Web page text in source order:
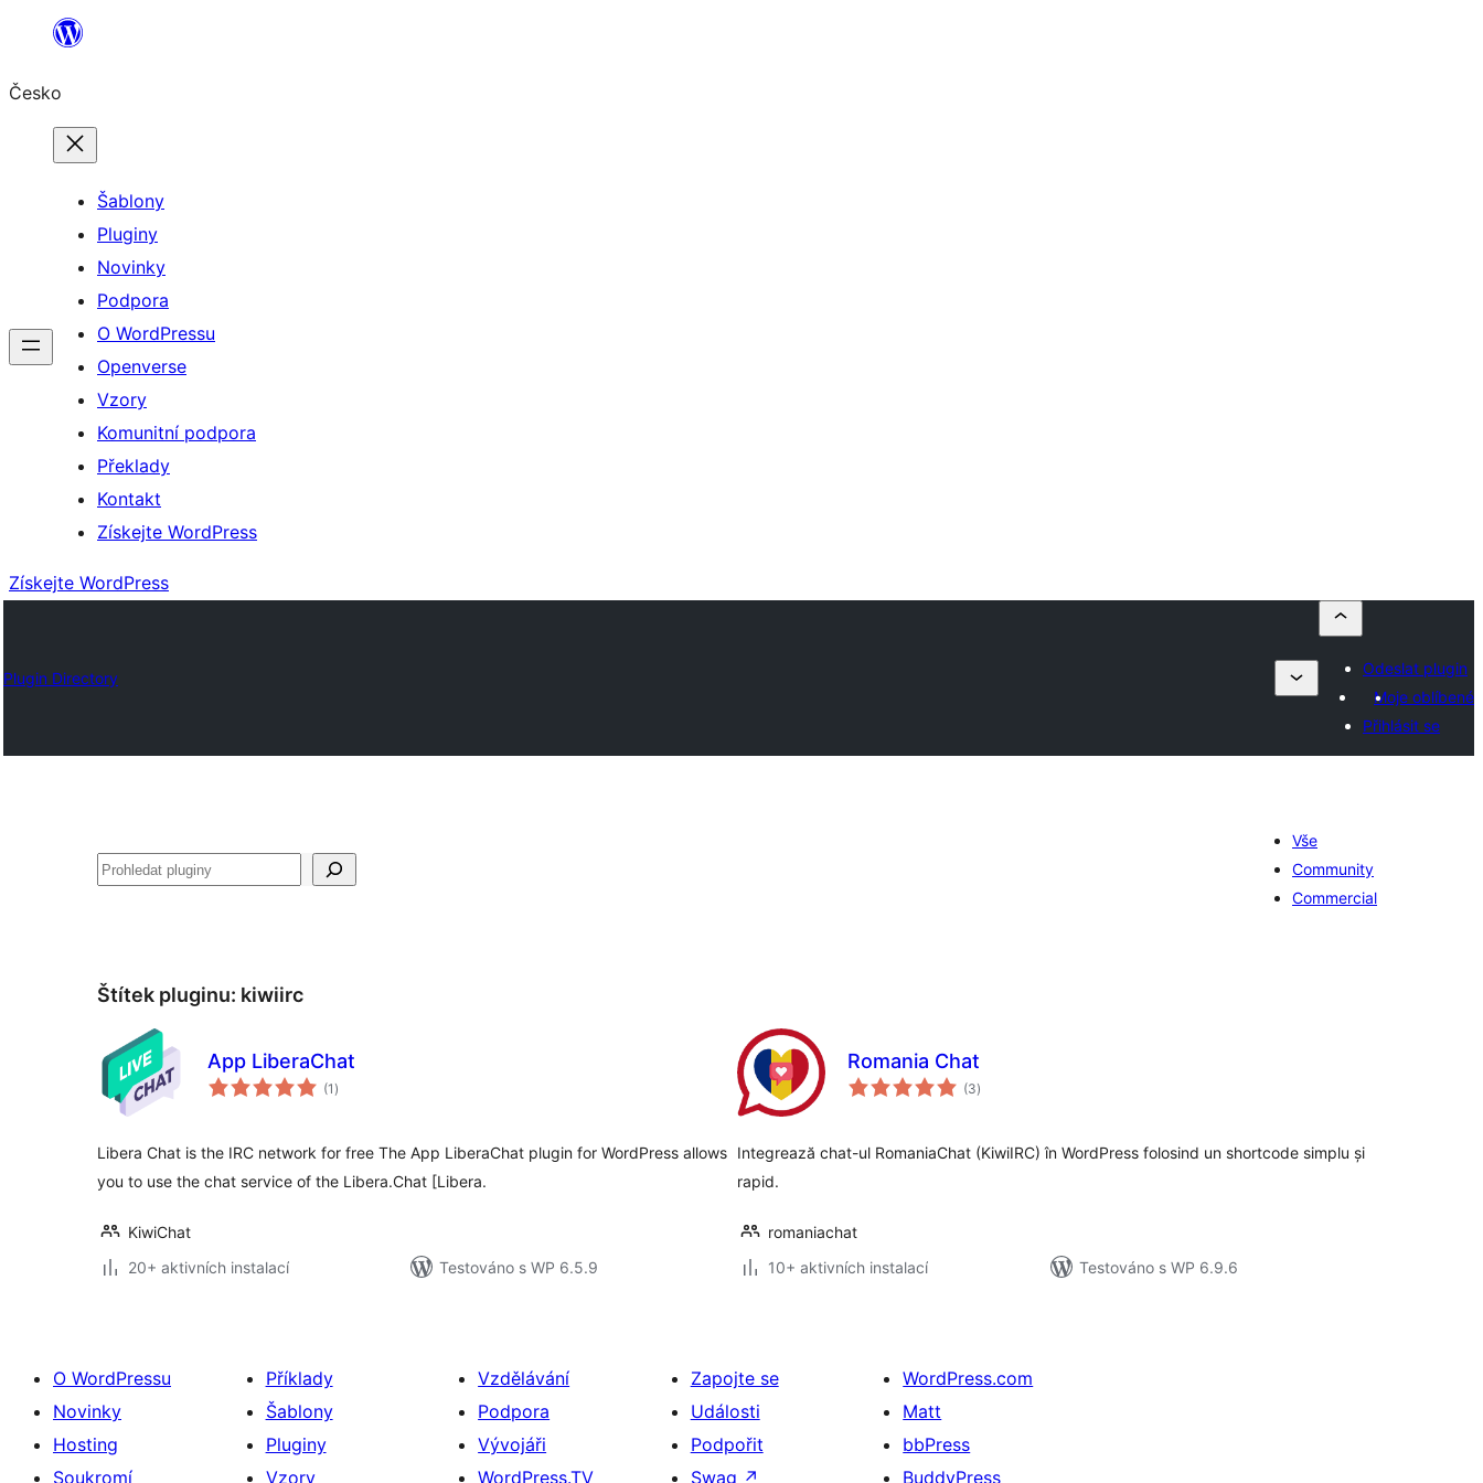
Přeskočit
obsah
Česko
Šablony
Pluginy
Novinky
Podpora
O WordPressu
Openverse
Vzory
Komunitní podpora
Překlady
Kontakt
Získejte WordPress
Získejte WordPress
Plugin Directory
Odeslat plugin
Moje oblíbené
Přihlásit se
Hledat
Vše
Community
Commercial
Štítek pluginu: kiwiirc
App LiberaChat
(1 celkové
hodnocení
)
Libera Chat is the IRC network for free The App LiberaChat plugin for WordPress allows
you to use the chat service of the Libera.Chat [Libera.
KiwiChat
20+ aktivních instalací
Testováno s WP 6.5.9
Romania Chat
(3celkové
hodnocení
)
Integrează chat-ul RomaniaChat (KiwiIRC) în WordPress folosind un shortcode simplu și
rapid.
romaniachat
10+ aktivních instalací
Testováno s WP 6.9.6
O WordPressu
Novinky
Hosting
Soukromí
Příklady
Šablony
Pluginy
Vzory
Vzdělávání
Podpora
Vývojáři
WordPress.TV
Zapojte se
Události
Podpořit
Swag ↗
WordPress.com
Matt
bbPress
BuddyPress